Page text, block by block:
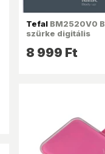
TefalBM2520V0
szürke digitális
8 999 Ft